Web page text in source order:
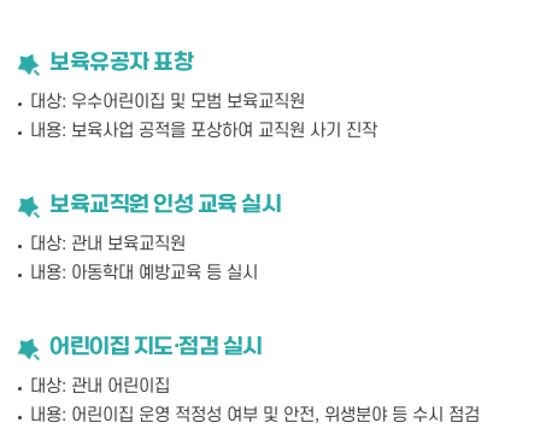
보육유공자 표창
대상: 우수어린이집 및 모범 보육교직원
내용: 보육사업 공적을 포상하여 교직원 사기 진작
보육교직원 인성 교육 실시
대상: 관내 보육교직원
내용: 아동학대 예방교육 등 실시
어린이집 지도·점검 실시
대상: 관내 어린이집
내용: 어린이집 운영 적정성 여부 및 안전, 위생분야 등 수시 점검